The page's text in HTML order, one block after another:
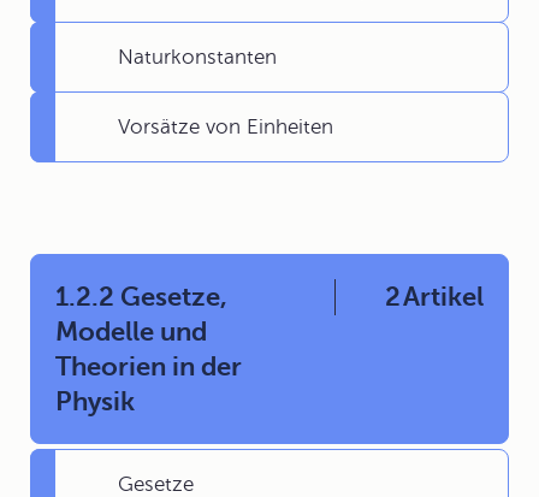
Naturkonstanten
Vorsätze von Einheiten
1.2.2 Gesetze,
Modelle und
Theorien in der
Physik
2Artikel
Gesetze